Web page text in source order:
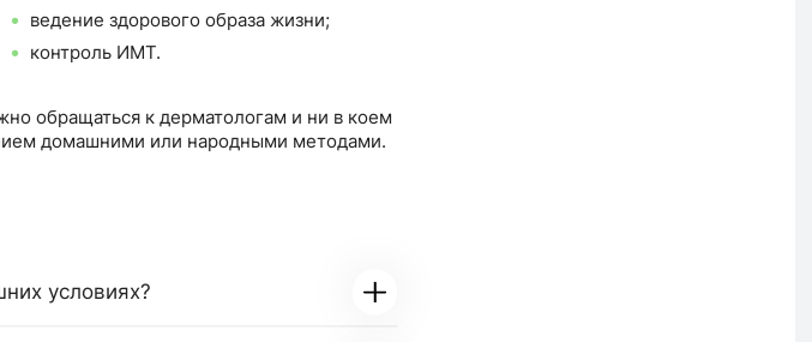
ведение здорового образа жизни;
контроль ИМТ.
обращаться к дерматологам и ни в коем
домашними или народными методами.
условиях?